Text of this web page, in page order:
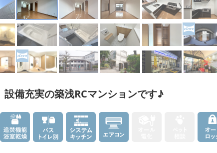
設備充実の築浅RCマンションです♪